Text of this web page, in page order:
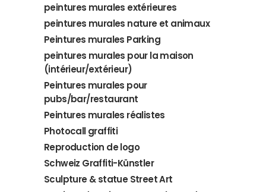
peintures murales extérieures
peintures murales nature et animaux
Peintures murales Parking
peintures murales pour la maison
(intérieur/extérieur)
Peintures murales pour
pubs/bar/restaurant
Peintures murales réalistes
Photocall graffiti
Reproduction de logo
Schweiz Graffiti-Künstler
Sculpture & statue Street Art